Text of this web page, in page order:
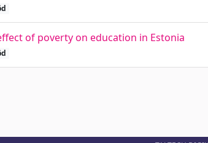
of poverty on education in Estonia